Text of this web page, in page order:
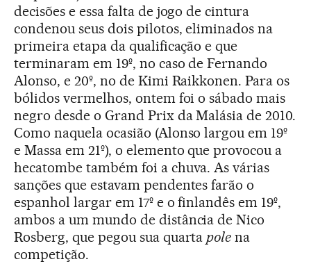
decisões e essa falta de jogo de cintura
condenou seus dois pilotos, eliminados na
primeira etapa da qualificação e que
terminaram em 19º, no caso de Fernando
Alonso, e 20º, no de Kimi Raikkonen. Para os
bólidos vermelhos, ontem foi o sábado mais
negro desde o Grand Prix da Malásia de 2010.
Como naquela ocasião (Alonso largou em 19º
e Massa em 21º), o elemento que provocou a
hecatombe também foi a chuva. As várias
sanções que estavam pendentes farão o
espanhol largar em 17º e o finlandês em 19º,
ambos a um mundo de distância de Nico
Rosberg, que pegou sua quartapole na
competição.